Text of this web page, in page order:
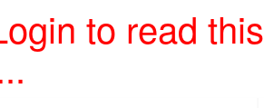
to read this